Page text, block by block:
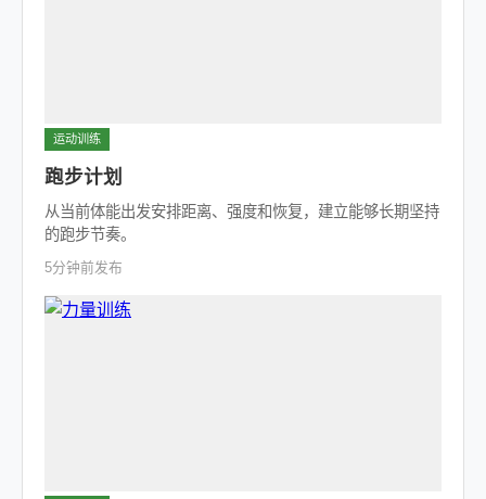
运动训练
跑步计划
从当前体能出发安排距离、强度和恢复，建立能够长期坚持
的跑步节奏。
5分钟前发布